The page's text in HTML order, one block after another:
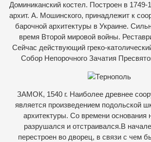
Доминиканский костел. Построен в 1749-
архит. А. Мошинского, принадлежит к
барочной архитектуры в Украине.
время Второй мировой войны.
Сейчас действующий греко-
Собор Непорочного Зачатия
ЗАМОК, 1540 г. Наиболее древнее
является произведением подольской
архитектуры. Со времени основания
разрушался и отстраивался.В
перестроен во дворец, в связи с чем